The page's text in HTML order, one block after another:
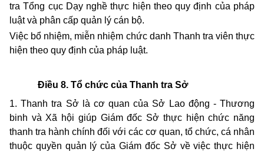
tra Tổng cục Dạy nghề thực hiện theo quy định của pháp
luật và phân cấp quản lý cán bộ.
Việc bổ nhiệm, miễn nhiệm chức danh Thanh tra viên thực
hiện theo quy định của pháp luật.
Điều 8. Tổ chức của Thanh tra Sở
1. Thanh tra Sở là cơ quan của Sở Lao động - Thương
binh và Xã hội giúp Giám đốc Sở thực hiện chức năng
thanh tra hành chính đối với các cơ quan, tổ chức, cá nhân
thuộc quyền quản lý của Giám đốc Sở về việc thực hiện